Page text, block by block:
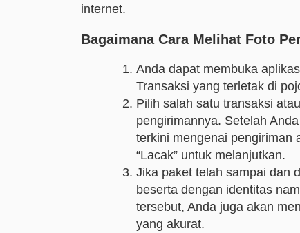
internet.
Bagaimana Cara Melihat Foto
Anda dapat membuka
Transaksi yang terletak di
Pilih salah satu transaksi
pengirimannya. Setelah
terkini mengenai pengiriman
“Lacak” untuk melanjutkan.
Jika paket telah sampai dan
beserta dengan identitas
tersebut, Anda juga akan
yang akurat.